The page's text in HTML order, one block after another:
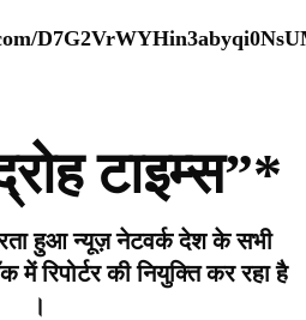
टाइम्स”*
हुआ न्यूज़ नेटवर्क देश के सभी
में रिपोर्टर की नियुक्ति कर रहा है
।